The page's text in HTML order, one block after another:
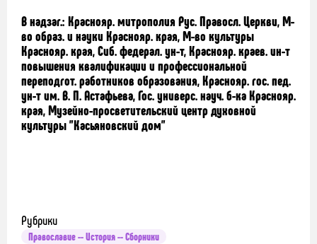
В надзаг.: Краснояр. митрополия Рус. Правосл. Церкви, М-
во образ. и науки Краснояр. края, М-во культуры
Краснояр. края, Сиб. федерал. ун-т, Краснояр. краев. ин-т
повышения квалификации и профессиональной
переподгот. работников образования, Краснояр. гос. пед.
ун-т им. В. П. Астафьева, Гос. универс. науч. б-ка Краснояр.
края, Музейно-просветительский центр духовной
культуры "Касьяновский дом"
Рубрики
Православие -- История -- Сборники